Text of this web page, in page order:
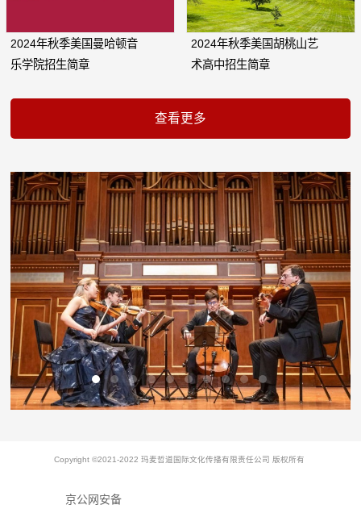
2024年秋季美国曼哈顿音
乐学院招生简章
2024年秋季美国胡桃山艺
术高中招生简章
Copyright ©2021-2022 玛麦哲道国际文化传播有限责任公司 版权所有
京公网安备